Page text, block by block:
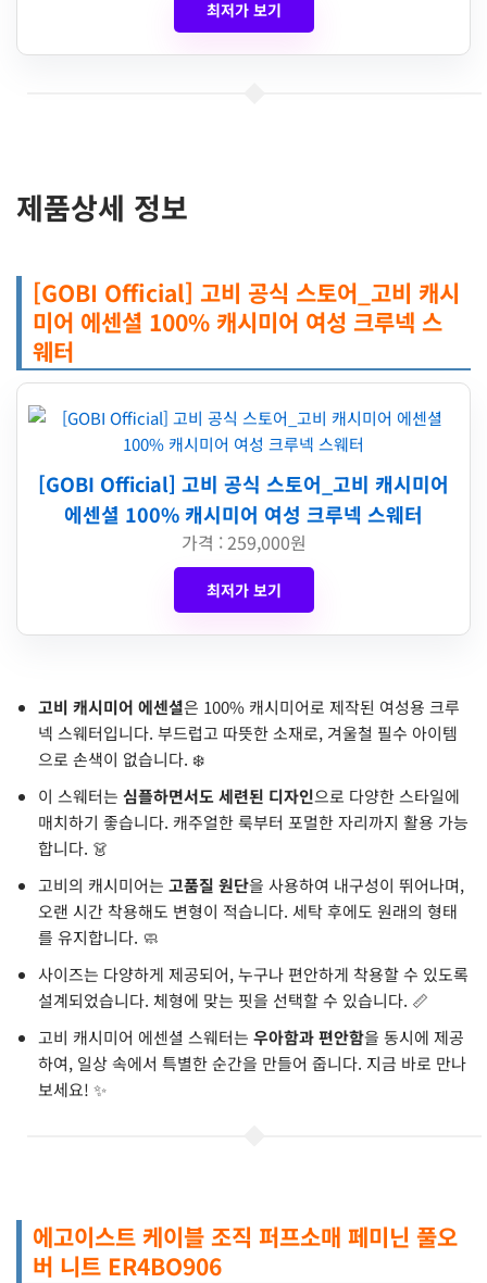
최저가 보기
제품상세 정보
[GOBI Official] 고비 공식 스토어_고비 캐시
미어 에센셜 100% 캐시미어 여성 크루넥 스
웨터
[GOBI Official] 고비 공식 스토어_고비 캐시미어
에센셜 100% 캐시미어 여성 크루넥 스웨터
가격 : 259,000원
최저가 보기
고비 캐시미어 에센셜은 100% 캐시미어로 제작된 여성용 크루
넥 스웨터입니다. 부드럽고 따뜻한 소재로, 겨울철 필수 아이템
으로 손색이 없습니다. ❄️
이 스웨터는 심플하면서도 세련된 디자인으로 다양한 스타일에
매치하기 좋습니다. 캐주얼한 룩부터 포멀한 자리까지 활용 가능
합니다. 👗
고비의 캐시미어는 고품질 원단을 사용하여 내구성이 뛰어나며,
오랜 시간 착용해도 변형이 적습니다. 세탁 후에도 원래의 형태
를 유지합니다. 🧼
사이즈는 다양하게 제공되어, 누구나 편안하게 착용할 수 있도록
설계되었습니다. 체형에 맞는 핏을 선택할 수 있습니다. 📏
고비 캐시미어 에센셜 스웨터는 우아함과 편안함을 동시에 제공
하여, 일상 속에서 특별한 순간을 만들어 줍니다. 지금 바로 만나
보세요! ✨
에고이스트 케이블 조직 퍼프소매 페미닌 풀오
버 니트 ER4BO906